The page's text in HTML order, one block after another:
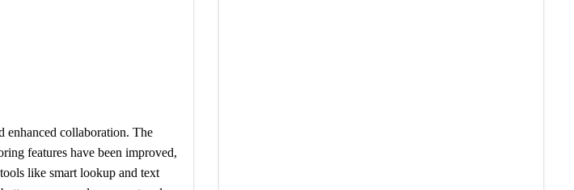
enhanced collaboration. The
features have been improved,
like smart lookup and text